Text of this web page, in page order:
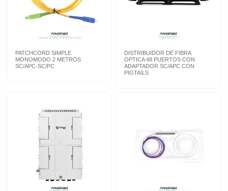
PATCHCORD SIMPLE
MONOMODO 2 METROS
SC/APC-SC/PC
DISTRIBUIDOR DE FIBRA
OPTICA 48 PUERTOS CON
ADAPTADOR SC/APC CON
PIGTAILS